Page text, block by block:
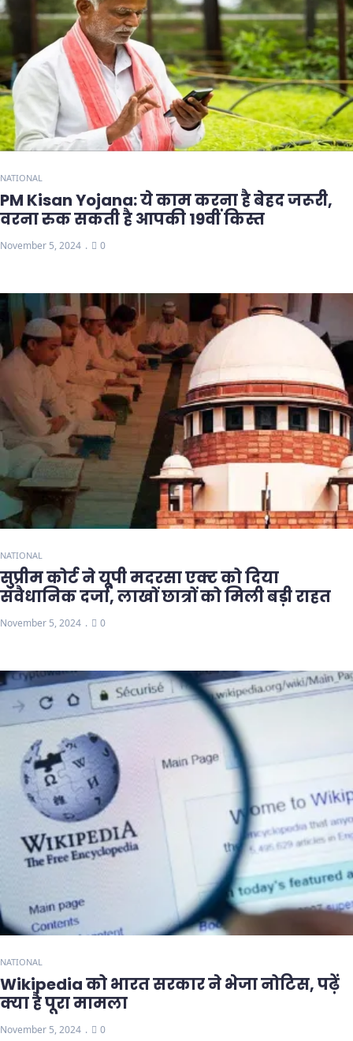
NATIONAL
PM Kisan Yojana: ये काम करना है बेहद जरूरी,
वरना रुक सकती है आपकी 19वीं किस्त
November 5, 2024 0
NATIONAL
सुप्रीम कोर्ट ने यूपी मदरसा एक्ट को दिया
संवैधानिक दर्जा, लाखों छात्रों को मिली बड़ी राहत
November 5, 2024 0
NATIONAL
Wikipedia को भारत सरकार ने भेजा नोटिस, पढ़ें
क्या है पूरा मामला
November 5, 2024 0